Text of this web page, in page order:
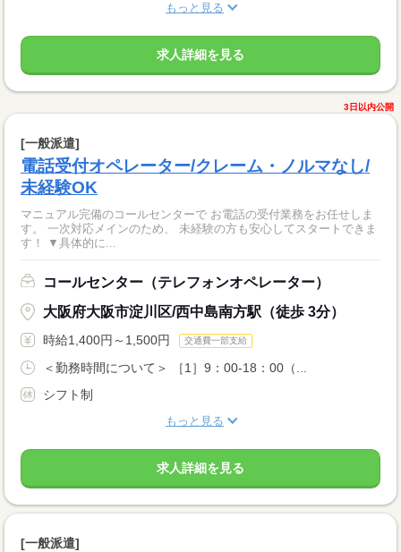
もっと見る
求人詳細を見る
3日以内公開
[一般派遣]
電話受付オペレーター/クレーム・ノルマなし/
未経験OK
マニュアル完備のコールセンターで お電話の受付業務をお任せしま
す。 一次対応メインのため、 未経験の方も安心してスタートできま
す！ ▼具体的に...
コールセンター（テレフォンオペレーター）
大阪府大阪市淀川区/西中島南方駅（徒歩 3分）
時給1,400円～1,500円 交通費一部支給
＜勤務時間について＞ ［1］9：00-18：00（...
シフト制
もっと見る
求人詳細を見る
[一般派遣]